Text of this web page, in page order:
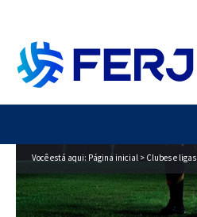
Você está aqui: Página inicial > Clubes e ligas